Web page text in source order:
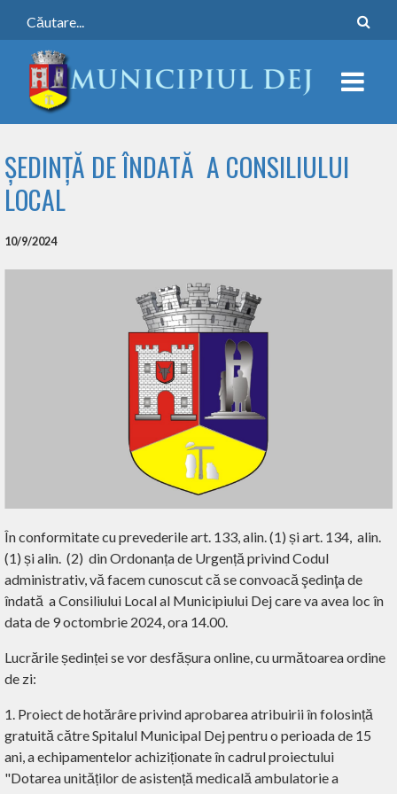
ȘEDINȚĂ DE ÎNDATĂ A CONSILIULUI
LOCAL
10/9/2024
În conformitate cu prevederile art. 133, alin. (1) și art. 134, alin.
(1) și alin. (2) din Ordonanța de Urgență privind Codul
administrativ, vă facem cunoscut că se convoacă şedinţa de
îndată a Consiliului Local al Municipiului Dej care va avea loc în
data de 9 octombrie 2024, ora 14.00.
Lucrările ședinței se vor desfășura online, cu următoarea ordine
de zi:
1. Proiect de hotărâre privind aprobarea atribuirii în folosință
gratuită către Spitalul Municipal Dej pentru o perioada de 15
ani, a echipamentelor achiziționate în cadrul proiectului
"Dotarea unităților de asistență medicală ambulatorie a